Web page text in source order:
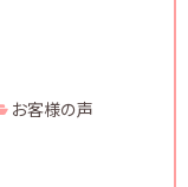
お客様の声